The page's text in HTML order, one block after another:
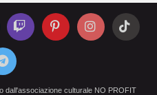
dall'associazione culturale NO PROFIT